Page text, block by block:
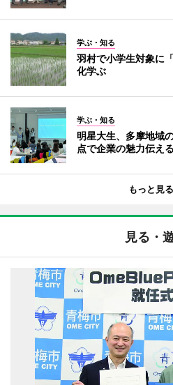
学ぶ・知る
羽村で小学生対象に
化学ぶ
学ぶ・知る
明星大生、多摩地域
点で企業の魅力伝える
もっと見る
見る・